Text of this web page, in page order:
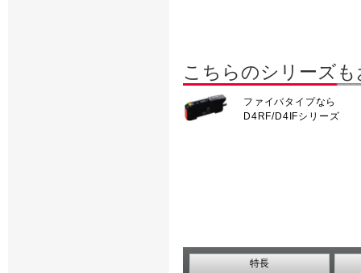
こちらのシリーズ
ファイバタイプなら
D4RF/D4IFシリーズ
特長